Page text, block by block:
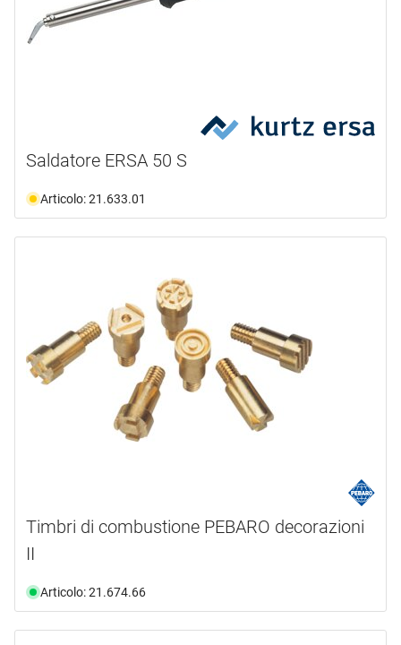
Saldatore ERSA 50 S
Articolo: 21.633.01
Timbri di combustione PEBARO decorazioni
II
Articolo: 21.674.66